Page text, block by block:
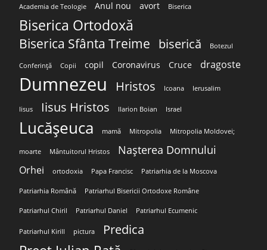
Academia de Teologie Anul nou avort Biserica
Biserica Ortodoxă
Biserica Sfânta Treime biserică Botezul
Conferință Copii copil Coronavirus Cruce dragoste
Dumnezeu Hristos Icoana Ierusalim
Iisus Iisus Hristos Ilarion Boian Israel
Lucășeuca mamă Mitropolia Mitropolia Moldovei;
moarte Mântuitorul Hristos Nașterea Domnului
Orhei ortodoxia Papa Francisc Patriarhia de la Moscova
Patriarhia Română Patriarhul Bisericii Ortodoxe Române
Patriarhul Chiril Patriarhul Daniel Patriarhul Ecumenic
Patriarhul Kirill pictura Predica